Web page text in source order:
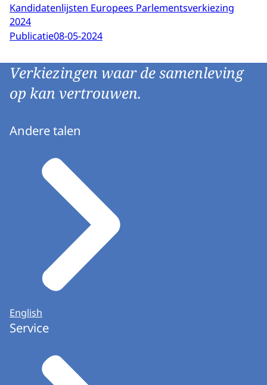
Kandidatenlijsten Europees Parlementsverkiezing
2024
Publicatie08-05-2024
Verkiezingen waar de samenleving
op kan vertrouwen.
Andere talen
English
Service